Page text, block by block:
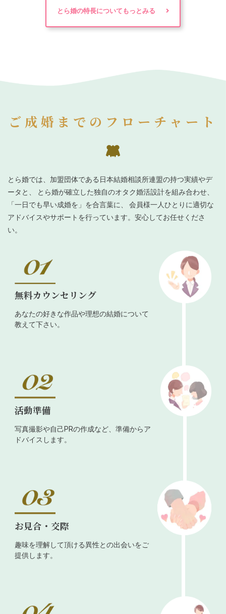
とら婚の特長についてもっとみる
ご成婚までのフローチャート
とら婚では、加盟団体である日本結婚相談所連盟の持つ実績やデ
ータと、 とら婚が確立した独自のオタク婚活設計を組み合わせ、
「一日でも早い成婚を」を合言葉に、 会員様一人ひとりに適切な
アドバイスやサポートを行っています。安心してお任せくださ
い。
無料カウンセリング
あなたの好きな作品や理想の結婚について
教えて下さい。
活動準備
写真撮影や自己PRの作成など、準備からア
ドバイスします。
お見合・交際
趣味を理解して頂ける異性との出会いをご
提供します。